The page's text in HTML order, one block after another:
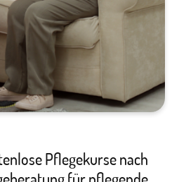
Pflegekurse nach